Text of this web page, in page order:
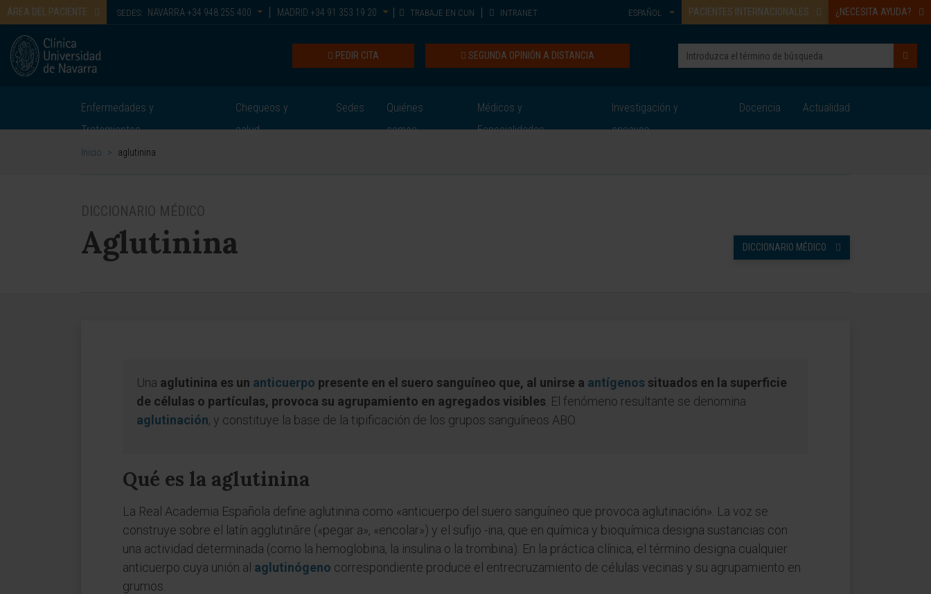
ÁREA DEL PACIENTE SEDES: NAVARRA +34 948 255 400 MADRID +34 91 353 19 20 TRABAJE EN CUN INTRANET PACIENTES INTERNACIONALES ¿NECESITA AYUDA?
ESPAÑOL
SEGUNDA OPINIÓN A DISTANCIA
PEDIR CITA
Enfermedades y
Tratamientos
Chequeos y
salud
Sedes
Quiénes
somos
Médicos y
Especialidades
Investigación y
ensayos
Docencia Actualidad
Inicio > aglutinina
DICCIONARIO MÉDICO
Aglutinina DICCIONARIO MÉDICO
Una aglutinina es un anticuerpo presente en el suero sanguíneo que, al unirse a antígenos situados en la superficie
de células o partículas, provoca su agrupamiento en agregados visibles . El fenómeno resultante se denomina
aglutinación, y constituye la base de la tipificación de los grupos sanguíneos ABO.
Qué es la aglutinina
La Real Academia Española define aglutinina como «anticuerpo del suero sanguíneo que provoca aglutinación». La voz se
construye sobre el latín agglutināre («pegar a», «encolar») y el sufijo -ina, que en química y bioquímica designa sustancias con
una actividad determinada (como la hemoglobina, la insulina o la trombina). En la práctica clínica, el término designa cualquier
anticuerpo cuya unión al aglutinógeno correspondiente produce el entrecruzamiento de células vecinas y su agrupamiento en
grumos.